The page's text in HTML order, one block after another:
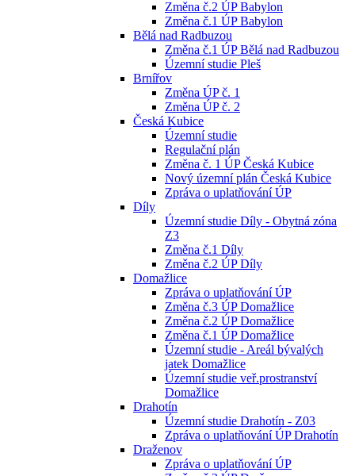
Změna č.2 ÚP Babylon
Změna č.1 ÚP Babylon
Bělá nad Radbuzou
Změna č.1 ÚP Bělá nad Radbuzou
Územní studie Pleš
Brnířov
Změna ÚP č. 1
Změna ÚP č. 2
Česká Kubice
Územní studie
Regulační plán
Změna č. 1 ÚP Česká Kubice
Nový územní plán Česká Kubice
Zpráva o uplatňování ÚP
Díly
Územní studie Díly - Obytná zóna
Z3
Změna č.1 Díly
Změna č.2 ÚP Díly
Domažlice
Zpráva o uplatňování ÚP
Změna č.3 ÚP Domažlice
Změna č.2 ÚP Domažlice
Změna č.1 ÚP Domažlice
Územní studie - Areál bývalých
jatek Domažlice
Územní studie veř.prostranství
Domažlice
Drahotín
Územní studie Drahotín - Z03
Zpráva o uplatňování ÚP Drahotín
Draženov
Zpráva o uplatňování ÚP